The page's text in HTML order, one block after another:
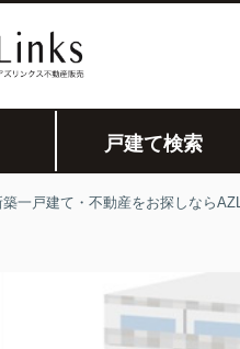
戸建て検索
一戸建て・不動産をお探しなら